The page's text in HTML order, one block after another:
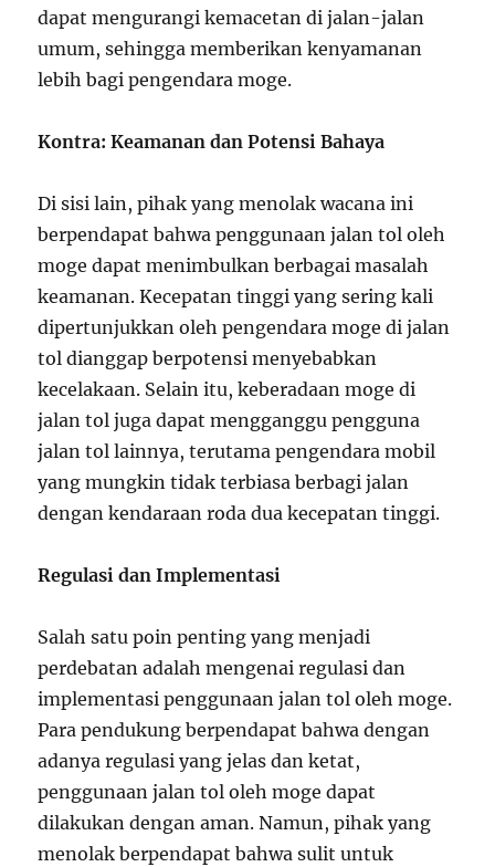
dapat mengurangi kemacetan di jalan-jalan
umum, sehingga memberikan kenyamanan
lebih bagi pengendara moge.
Kontra: Keamanan dan Potensi Bahaya
Di sisi lain, pihak yang menolak wacana ini
berpendapat bahwa penggunaan jalan tol oleh
moge dapat menimbulkan berbagai masalah
keamanan. Kecepatan tinggi yang sering kali
dipertunjukkan oleh pengendara moge di jalan
tol dianggap berpotensi menyebabkan
kecelakaan. Selain itu, keberadaan moge di
jalan tol juga dapat mengganggu pengguna
jalan tol lainnya, terutama pengendara mobil
yang mungkin tidak terbiasa berbagi jalan
dengan kendaraan roda dua kecepatan tinggi.
Regulasi dan Implementasi
Salah satu poin penting yang menjadi
perdebatan adalah mengenai regulasi dan
implementasi penggunaan jalan tol oleh moge.
Para pendukung berpendapat bahwa dengan
adanya regulasi yang jelas dan ketat,
penggunaan jalan tol oleh moge dapat
dilakukan dengan aman. Namun, pihak yang
menolak berpendapat bahwa sulit untuk